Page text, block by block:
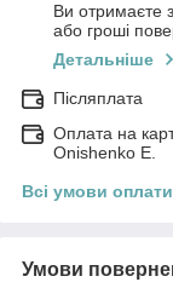
Ви отримаєте
або гроші
Детальніше
Післяплата
Оплата на
Onishenko E.
Всі умови оплати
Умови